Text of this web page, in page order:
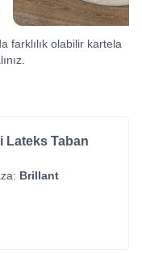
farklılık olabilir kartela
Lateks Taban
Brillant